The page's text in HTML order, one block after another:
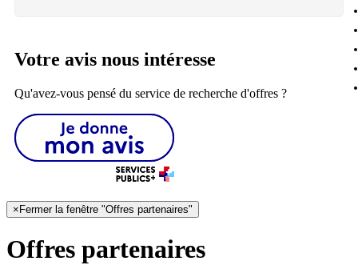
Votre avis nous intéresse
Qu'avez-vous pensé du service de recherche d'offres ?
× Fermer la fenêtre "Offres partenaires"
Offres partenaires